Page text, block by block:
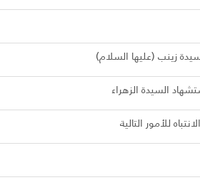
زينب (عليها السلام)
السيدة الزهراء
للأمور التالية